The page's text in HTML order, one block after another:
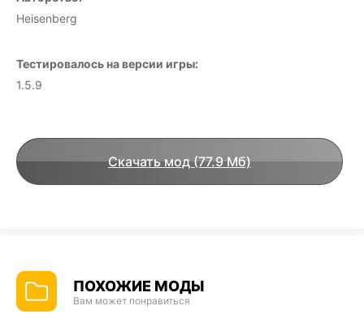
Heisenberg
Тестировалось на версии игры:
1.5.9
Скачать мод (77.9 Мб)
ПОХОЖИЕ МОДЫ
Вам может понравиться